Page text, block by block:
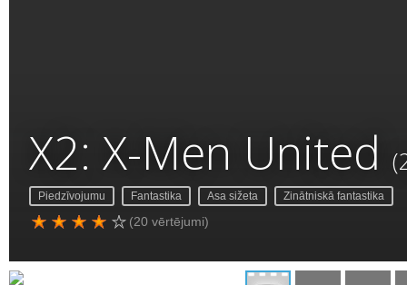
X2: X-Men United
Piedzīvojumu Fantastika Asa sižeta Zinātniskā fantastika
(20 vērtējumi)